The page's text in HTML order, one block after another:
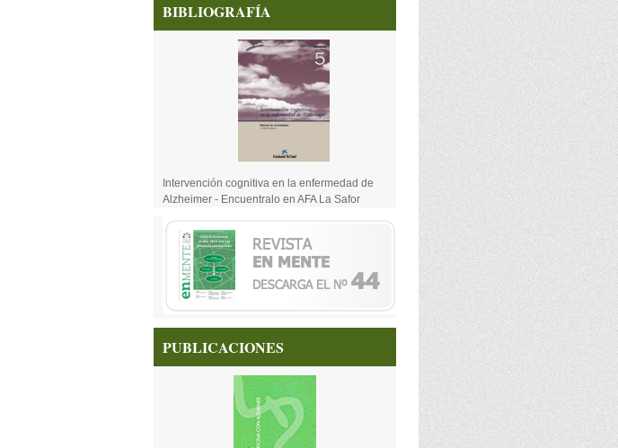
BIBLIOGRAFÍA
Intervención cognitiva en la enfermedad de
Alzheimer - Encuentralo en AFA La Safor
PUBLICACIONES